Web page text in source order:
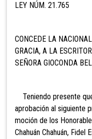
LEY NÚM. 21.765
CONCEDE LA
GRACIA, A LA
SEÑORA GIOCONDA
Teniendo presente
aprobación al siguiente
moción de los
Chahuán Chahuán, Fidel